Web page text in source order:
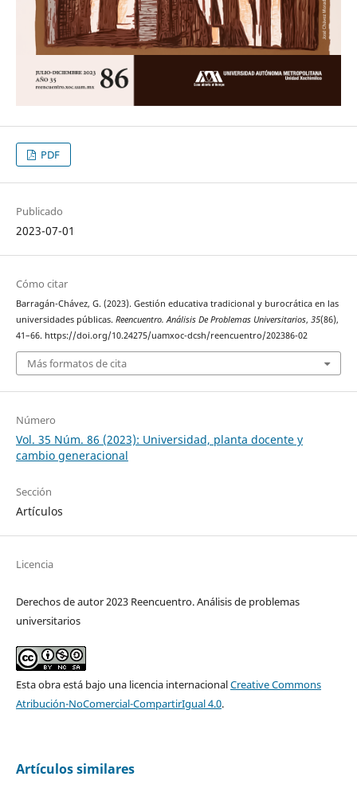
PDF
Publicado
2023-07-01
Cómo citar
Barragán-Chávez, G. (2023). Gestión educativa tradicional y burocrática en las
universidades públicas. Reencuentro. Análisis De Problemas Universitarios, 35(86),
41–66. https://doi.org/10.24275/uamxoc-dcsh/reencuentro/202386-02
Más formatos de cita
Número
Vol. 35 Núm. 86 (2023): Universidad, planta docente y
cambio generacional
Sección
Artículos
Licencia
Derechos de autor 2023 Reencuentro. Análisis de problemas
universitarios
Esta obra está bajo una licencia internacionalCreative Commons
Atribución-NoComercial-CompartirIgual 4.0.
Artículos similares